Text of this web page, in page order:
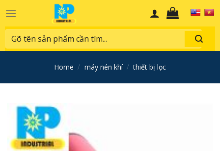
to
content
Search
for:
home / máy nén khí / thiết bị lọc